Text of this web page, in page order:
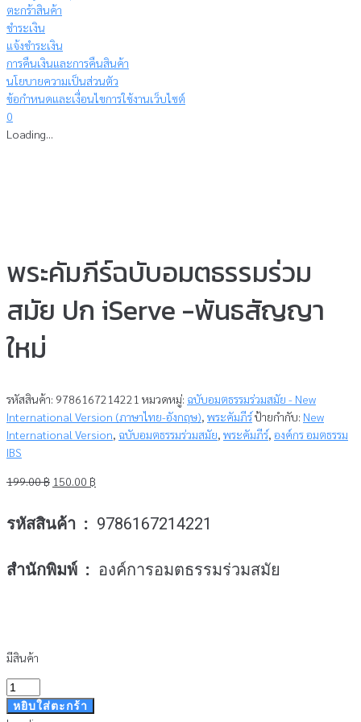
ตะกร้าสินค้า
ชำระเงิน
แจ้งชำระเงิน
การคืนเงินและการคืนสินค้า
นโยบายความเป็นส่วนตัว
ข้อกำหนดและเงื่อนไขการใช้งานเว็บไซต์
0
Loading...
พระคัมภีร์ฉบับอมตธรรมร่วม
สมัย ปก iServe -พันธสัญญา
ใหม่
รหัสสินค้า: 9786167214221 หมวดหมู่: ฉบับอมตธรรมร่วมสมัย - New
International Version (ภาษาไทย-อังกฤษ), พระคัมภีร์ป้ายกำกับ: New
International Version, ฉบับอมตธรรมร่วมสมัย, พระคัมภีร์, องค์กร อมตธรรม
IBS
199.00฿ Original
was:
199.00 ฿.
150.00 ฿
is:
150.00 ฿.
รหัสสินค้า : 9786167214221
สำนักพิมพ์ : องค์การอมตธรรมร่วมสมัย
มีสินค้า
จำนวน
พระ
หยิบใส่ตะกร้า